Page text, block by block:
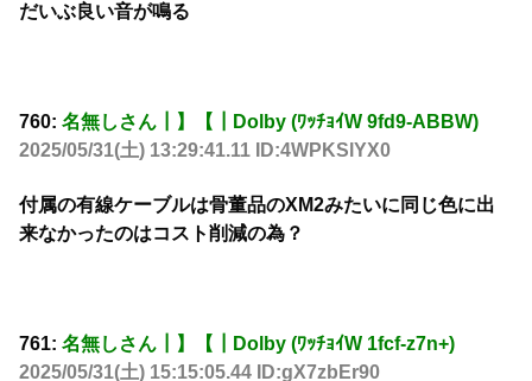
だいぶ良い音が鳴る
760: 名無しさん┃】【┃Dolby (ﾜｯﾁｮｲW 9fd9-ABBW)
2025/05/31(土) 13:29:41.11 ID:4WPKSlYX0
付属の有線ケーブルは骨董品のXM2みたいに同じ色に出
来なかったのはコスト削減の為？
761: 名無しさん┃】【┃Dolby (ﾜｯﾁｮｲW 1fcf-z7n+)
2025/05/31(土) 15:15:05.44 ID:gX7zbEr90